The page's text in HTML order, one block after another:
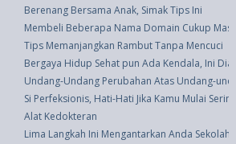
Berenang Bersama Anak, Simak Tips Ini
Membeli Beberapa Nama Domain Cukup
Tips Memanjangkan Rambut Tanpa Mencuci
Bergaya Hidup Sehat pun Ada Kendala, Ini Dia!
Undang-Undang Perubahan Atas Undang-
Si Perfeksionis, Hati-Hati Jika Kamu Mulai
Alat Kedokteran
Lima Langkah Ini Mengantarkan Anda Sekolah